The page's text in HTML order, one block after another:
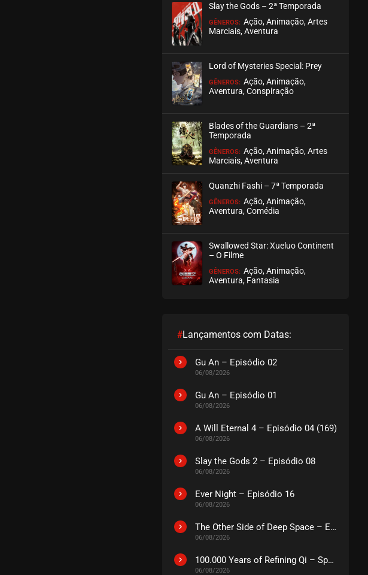
EPISÓDIO 130 A 132
ASSISTIDO
EPISÓDIO 115 A 117
ASSISTIDO
EPISÓDIO 112 A 114
Slay the Gods – 2ª Temporada
GÊNEROS: Ação, Animação, Artes
Marciais, Aventura
Lord of Mysteries Special: Prey
GÊNEROS: Ação, Animação,
Aventura, Conspiração
Blades of the Guardians – 2ª
Temporada
GÊNEROS: Ação, Animação, Artes
Marciais, Aventura
Quanzhi Fashi – 7ª Temporada
GÊNEROS: Ação, Animação,
Aventura, Comédia
Swallowed Star: Xueluo Continent
– O Filme
GÊNEROS: Ação, Animação,
Aventura, Fantasia
#Lançamentos com Datas:
Gu An – Episódio 02
06/08/2026
Gu An – Episódio 01
06/08/2026
A Will Eternal 4 – Episódio 04 (169)
06/08/2026
Slay the Gods 2 – Episódio 08
06/08/2026
Ever Night – Episódio 16
06/08/2026
The Other Side of Deep Space – Episódio 14
06/08/2026
100.000 Years of Refining Qi – Special
06/08/2026